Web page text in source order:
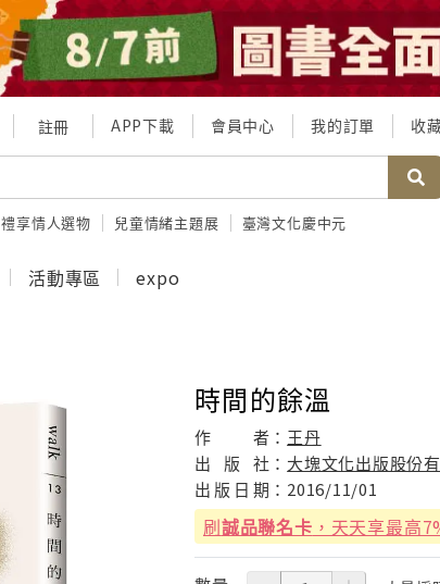
註冊 APP下載 會員中心 我的訂單 收
禮享情人選物 兒童情緒主題展 臺灣文化慶中元
活動專區 expo
時間的餘溫
作 者： 王丹
出
版 社： 大塊文化出版股份
出 版 日 期： 2016/11/01
刷誠品聯名卡 ，天天享最高